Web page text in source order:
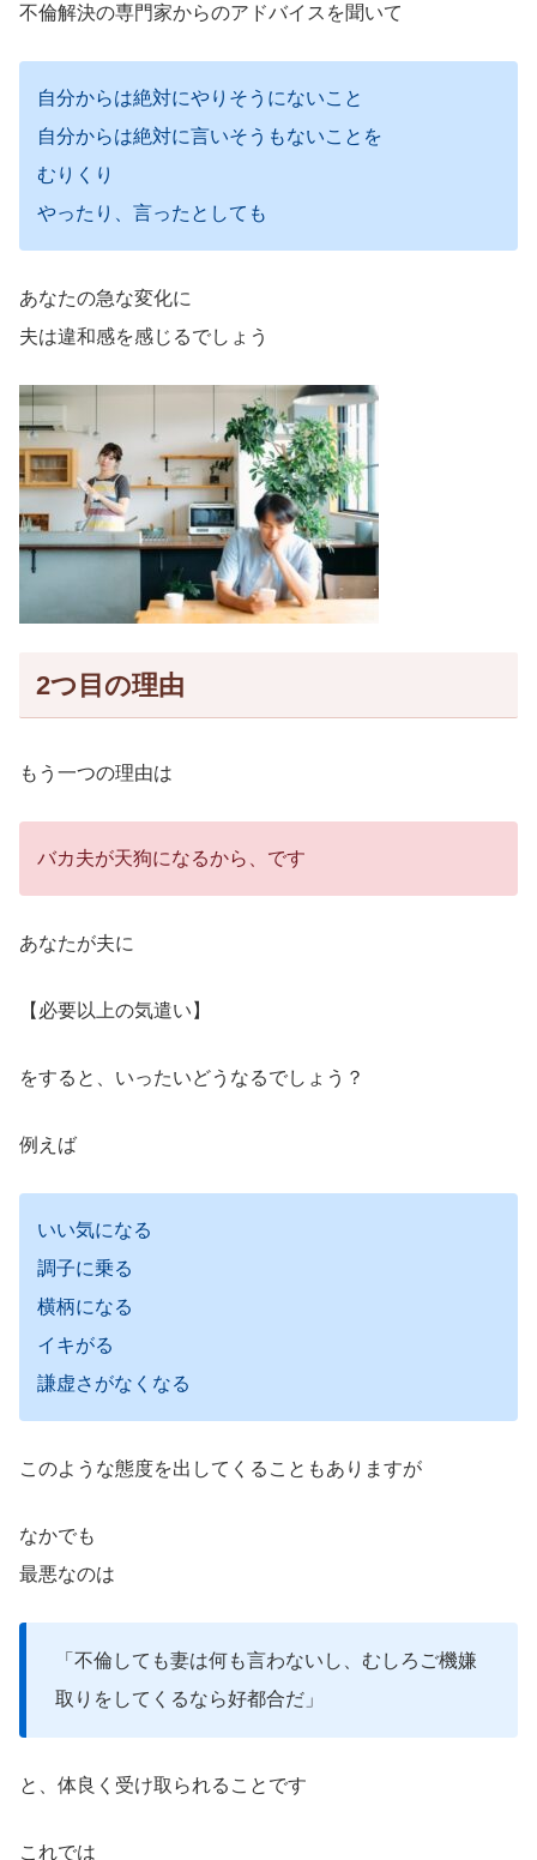
不倫解決の専門家からのアドバイスを聞いて
自分からは絶対にやりそうにないこと
自分からは絶対に言いそうもないことを
むりくり
やったり、言ったとしても
あなたの急な変化に
夫は違和感を感じるでしょう
2つ目の理由
もう一つの理由は
バカ夫が天狗になるから、です
あなたが夫に
【必要以上の気遣い】
をすると、いったいどうなるでしょう？
例えば
いい気になる
調子に乗る
横柄になる
イキがる
謙虚さがなくなる
このような態度を出してくることもありますが
なかでも
最悪なのは
「不倫しても妻は何も言わないし、むしろご機嫌
取りをしてくるなら好都合だ」
と、体良く受け取られることです
これでは